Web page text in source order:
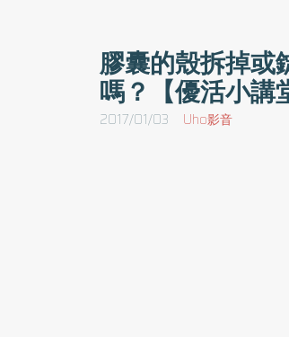
《優活健康網》特摘此篇，
服用膠囊時需要注意的事項。
膠囊的殼拆掉或
嗎？【優活小講
2017/01/03 Uho影音